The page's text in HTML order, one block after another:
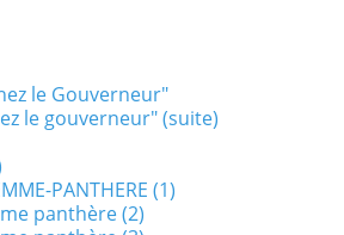
le Gouverneur"
le gouverneur" (suite)
PANTHERE (1)
panthère (2)